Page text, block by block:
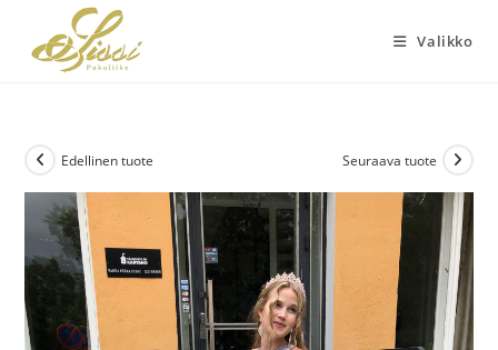
suoraan
sisältöön
Valikko
Edellinen tuote Seuraava tuote